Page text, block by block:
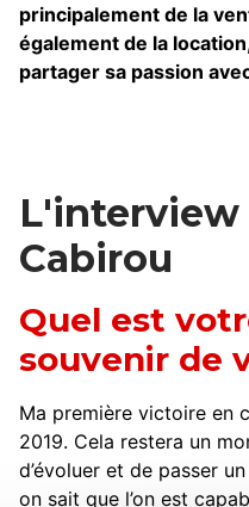
principalement de la
également de la
partager sa passion
L'interview
Cabirou
Quel est
souvenir de
Ma première victoire en
2019. Cela restera un
d’évoluer et de passer
on sait que l’on est